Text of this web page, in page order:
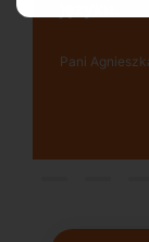
pomocą
Pani